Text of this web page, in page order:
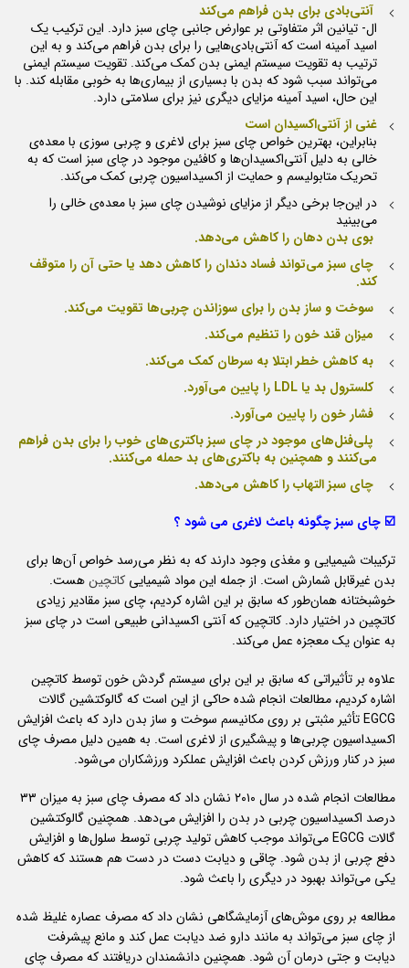
آنتی‌بادی برای بدن فراهم می‌کند
ال- تیانین اثر متفاوتی بر عوارض جانبی چای سبز دارد. این ترکیب یک
اسید آمینه است که آنتی‌بادی‌هایی را برای بدن فراهم می‌کند و به این
ترتیب به تقویت سیستم ایمنی بدن کمک می‌کند. تقویت سیستم ایمنی
می‌تواند سبب شود که بدن با بسیاری از بیماری‌ها به خوبی مقابله کند. با
این حال، اسید آمینه مزایای دیگری نیز برای سلامتی دارد.
غنی از آنتی‌اکسیدان است
بنابراین، بهترین خواص چای سبز برای لاغری و چربی سوزی با معده‌ی
خالی به دلیل آنتی‌اکسیدان‌ها و کافئین موجود در چای سبز است که به
تحریک متابولیسم و ​​حمایت از اکسیداسیون چربی کمک می‌کند.
در این‌جا برخی دیگر از مزایای نوشیدن چای سبز با معده‌ی خالی را
می‌بینید
بوی بدن دهان را کاهش می‌دهد.
چای سبز می‌تواند فساد دندان را کاهش دهد یا حتی آن را متوقف
کند.
سوخت و ساز بدن را برای سوزاندن چربی‌ها تقویت می‌کند.
میزان قند خون را تنظیم می‌کند.
به کاهش خطر ابتلا به سرطان کمک می‌کند.
کلسترول بد یا LDL را پایین می‌آورد.
فشار خون را پایین می‌آورد.
پلی‌فنل‌های موجود در چای سبز باکتری‌های خوب را برای بدن فراهم
می‌کنند و همچنین به باکتری‌های بد حمله می‌کنند.
چای سبز التهاب را کاهش می‌دهد.
☑️ چای سبز چگونه باعث لاغری می شود ؟
ترکیبات شیمیایی و مغذی وجود دارند که به نظر می‌رسد خواص آن‌ها برای
بدن غیرقابل شمارش است. از جمله این مواد شیمیایی کاتچینهست.
خوشبختانه همان‌طور که سابق بر این اشاره کردیم، چای سبز مقادیر زیادی
کاتچین در اختیار دارد. کاتچین که آنتی اکسیدانی طبیعی است در چای سبز
به عنوان یک معجزه عمل می‌کند.
علاوه بر تأثیراتی که سابق بر این برای سیستم گردش خون توسط کاتچین
اشاره کردیم، مطالعات انجام شده حاکی از این است که گالوکتشین گالات
EGCG تأثیر مثبتی بر روی مکانیسم سوخت و ساز بدن دارد که باعث افزایش
اکسیداسیون چربی‌ها و پیشگیری از لاغری است. به همین دلیل مصرف چای
سبز در کنار ورزش کردن باعث افزایش عملکرد ورزشکاران می‌شود.
مطالعات انجام شده در سال ۲۰۱۰ نشان داد که مصرف چای سبز به میزان ۳۳
درصد اکسیداسیون چربی در بدن را افزایش می‌دهد. همچنین گالوکتشین
گالات EGCG می‌تواند موجب کاهش تولید چربی توسط سلول‌ها و افزایش
دفع چربی از بدن شود. چاقی و دیابت دست در دست هم هستند که کاهش
یکی می‌تواند بهبود در دیگری را باعث شود.
مطالعه بر روی موش‌های آزمایشگاهی نشان داد که مصرف عصاره غلیظ شده
از چای سبز می‌تواند به مانند دارو ضد دیابت عمل کند و مانع پیشرفت
دیابت و جتی درمان آن شود. همچنین دانشمندان در‌یافتند که مصرف چای